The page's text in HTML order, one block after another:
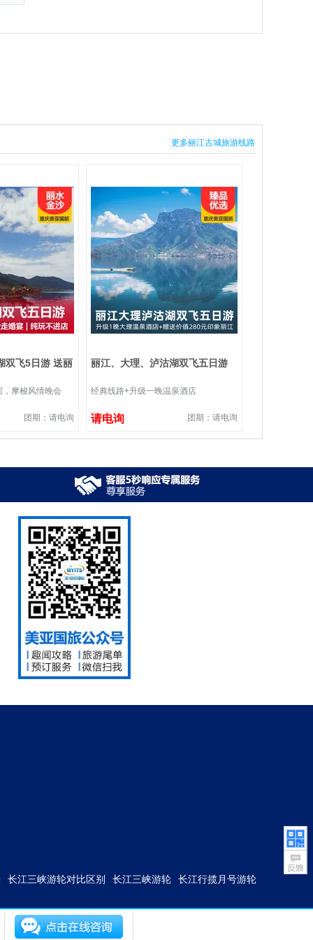
更多丽江古城旅游线路
双飞5日游 送丽
，摩梭风情晚会
团期：请电询
丽江、大理、泸沽湖双飞五日游
经典线路+升级一晚温泉酒店
请电询 团期：请电询
长江三峡游轮对比区别 长江三峡游轮
长江行揽月号游轮